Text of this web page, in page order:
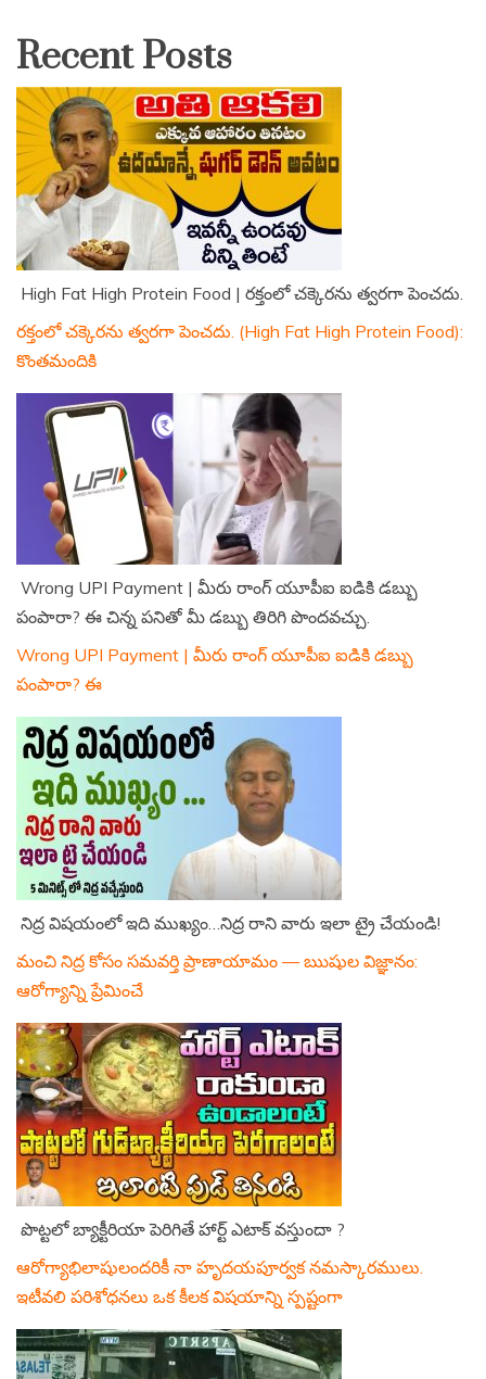
Recent Posts
High Fat High Protein Food | రక్తంలో చక్కెరను త్వరగా పెంచదు.
రక్తంలో చక్కెరను త్వరగా పెంచదు. (High Fat High Protein Food):
కొంతమందికి
Wrong UPI Payment | మీరు రాంగ్ యూపీఐ ఐడికి డబ్బు
పంపారా? ఈ చిన్న పనితో మీ డబ్బు తిరిగి పొందవచ్చు.
Wrong UPI Payment | మీరు రాంగ్ యూపీఐ ఐడికి డబ్బు
పంపారా? ఈ
నిద్ర విషయంలో ఇది ముఖ్యం…నిద్ర రాని వారు ఇలా ట్రై చేయండి!
మంచి నిద్ర కోసం సమవర్తి ప్రాణాయామం — ఋషుల విజ్ఞానం:
ఆరోగ్యాన్ని ప్రేమించే
పొట్టలో బ్యాక్టీరియా పెరిగితే హార్ట్ ఎటాక్ వస్తుందా ?
ఆరోగ్యాభిలాషులందరికీ నా హృదయపూర్వక నమస్కారములు.
ఇటీవలి పరిశోధనలు ఒక కీలక విషయాన్ని స్పష్టంగా